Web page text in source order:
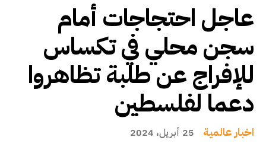
عاجل احتجاجات أمام
سجن محلي في تكساس
للإفراج عن طلبة تظاهروا
دعما لفلسطين
اخبار عالمية 25 أبريل، 2024